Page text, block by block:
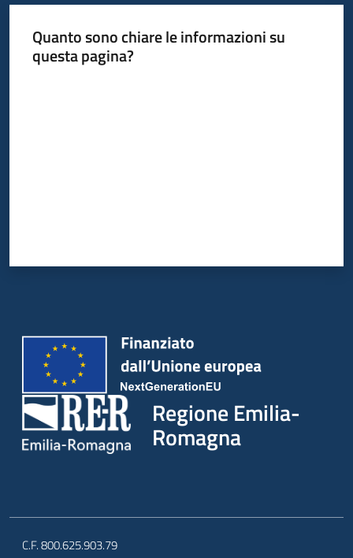
Quanto sono chiare le informazioni su
questa pagina?
Regione Emilia-
Romagna
C.F. 800.625.903.79